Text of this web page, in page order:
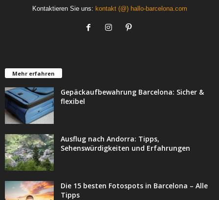
Kontaktieren Sie uns: kontakt (@) hallo-barcelona.com
Mehr erfahren
Gepäckaufbewahrung Barcelona: Sicher &
flexibel
Ausflug nach Andorra: Tipps,
Sehenswürdigkeiten und Erfahrungen
Die 15 besten Fotospots in Barcelona – Alle
Tipps